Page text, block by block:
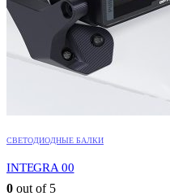
СВЕТОДИОДНЫЕ БАЛКИ
INTEGRA 00
0 out of 5